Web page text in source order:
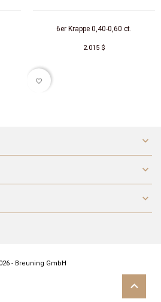
6er Krappe 0,40-0,60 ct.
2.015 $
favorite_border



- Breuning GmbH